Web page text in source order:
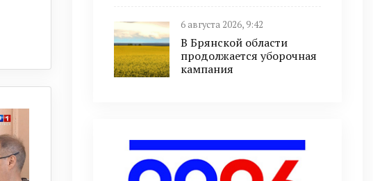
6 августа 2026, 9:42
В Брянской области
продолжается уборочная
кампания